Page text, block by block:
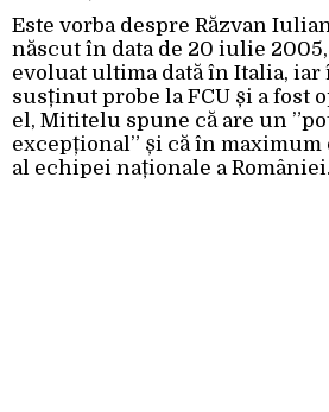
Este vorba despre Răzvan
născut în data de 20 iulie 2005,
evoluat ultima dată în Italia, iar
susținut probe la FCU și a fost
el, Mititelu spune că are un
excepțional” și că în
al echipei naționale a României.